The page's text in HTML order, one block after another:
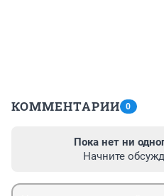
КОММЕНТАРИИ 0
Пока нет ни
Начните